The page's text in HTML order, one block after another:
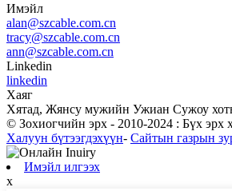
Имэйл
alan@szcable.com.cn
tracy@szcable.com.cn
ann@szcable.com.cn
Linkedin
linkedin
Хаяг
Хятад, Жянсу мужийн Ужиан Сужоу
© Зохиогчийн эрх - 2010-2024 : Бүх эрх
Халуун бүтээгдэхүүн- Сайтын газрын
Имэйл илгээх
x